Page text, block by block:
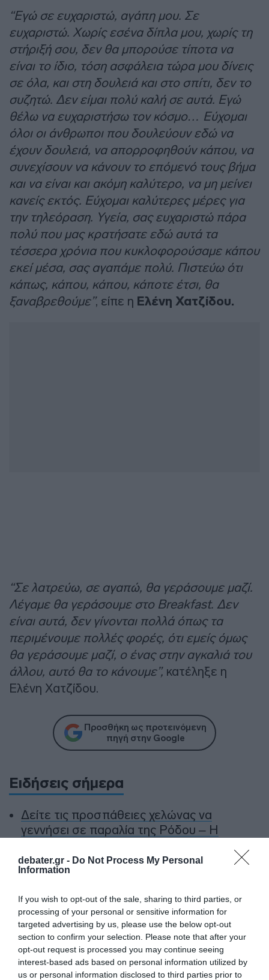
debater.gr - Do Not Process My Personal
Information
If you wish to opt-out of the sale, sharing to third parties, or
processing of your personal or sensitive information for
targeted advertising by us, please use the below opt-out
section to confirm your selection. Please note that after your
opt-out request is processed you may continue seeing
interest-based ads based on personal information utilized by
us or personal information disclosed to third parties prior to
“Εγώ σε ευχαριστώ, αγάπη μου. Σε
ευχαριστώ. Χωρίς εσένα δίπλα μου, χωρίς τη
στήριξή σου, δεν θα μπορούσε τίποτα να
είναι το ίδιο, τόση ασφάλεια τώρα μου δίνεις
σε όλα, και στη δουλειά και στο σπίτι, δεν το
συζητώ. Δεν είμαι πολύ καλή σε αυτά. Εγώ
θέλω να ευχαριστήσω τον κόσμο… Εύχομαι
όλοι οι άνθρωποι που δουλεύουν εδώ να
έχουν δουλειά, να απορροφηθούν κάπου, να
συνεχίσουν να κάνουν το επόμενό τους βήμα
και να είναι και ακόμη καλύτερο, να μη μείνει
κανείς εκτός. Εύχομαι καλύτερες μέρες για
την τηλεόραση. Υγεία, σας ευχαριστώ πάρα
πολύ που μας κρατήσατε εδώ αυτά τα
τέσσερα χρόνια που κυκλοφορούσαμε κάπου
εκεί μέσα, σας αγαπάμε πολύ. Πιστεύω ότι
κάπως, κάπου, κάπου, κάποτε έτσι, θα
ξαναβρεθούμε”, είπε η Ελένη Χατζίδου.
“Σε λατρεύω, σε αγαπώ, θα γεράσουμε μαζί.
Λέγαμε θα γεράσουμε στο Breakfast. Δεν
είναι αυτά, δεν γίνονται πολλά όπως τα
περιμένουμε πολλές φορές, ότι εμείς όμως
θα γεράσουμε μαζί, ο ένας στην αγκαλιά του
άλλου, αυτό θα το κάνουμε”, κατέληξε η
Ελένη Χατζίδου.
Προσθήκη ως προτεινόμενη
πηγή στην Google
Ειδήσεις σήμερα
Δείτε τις προσπάθειες χελώνας να
γεννήσει σε παραλία της Ρόδου – Η
Τροχαίο στον Κηφισό – Καθυστερήσεις
Μητσοτάκης: “Η ενίσχυση της
παραγωγικής βάσης στρατηγική
προτεραιότητα για μία πιο ανταγωνιστική,
εξωστρεφή και ανθεκτική ελληνική
οικονομία”